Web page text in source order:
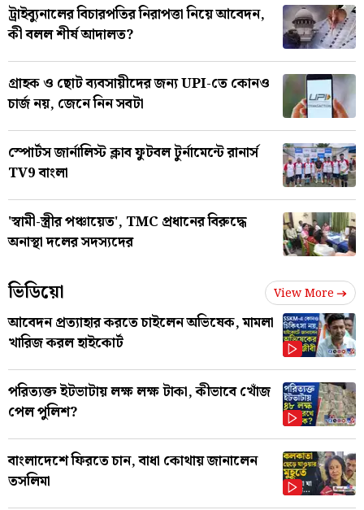
ট্রাইব্যুনালের বিচারপতির নিরাপত্তা নিয়ে আবেদন,
কী বলল শীর্ষ আদালত?
গ্রাহক ও ছোট ব্যবসায়ীদের জন্য UPI-তে কোনও
চার্জ নয়, জেনে নিন সবটা
স্পোর্টস জার্নালিস্ট ক্লাব ফুটবল টুর্নামেন্টে রানার্স
TV9 বাংলা
'স্বামী-স্ত্রীর পঞ্চায়েত', TMC প্রধানের বিরুদ্ধে
অনাস্থা দলের সদস্যদের
ভিডিয়ো View More
আবেদন প্রত্যাহার করতে চাইলেন অভিষেক, মামলা
খারিজ করল হাইকোর্ট
পরিত্যক্ত ইটভাটায় লক্ষ লক্ষ টাকা, কীভাবে খোঁজ
পেল পুলিশ?
বাংলাদেশে ফিরতে চান, বাধা কোথায় জানালেন
তসলিমা